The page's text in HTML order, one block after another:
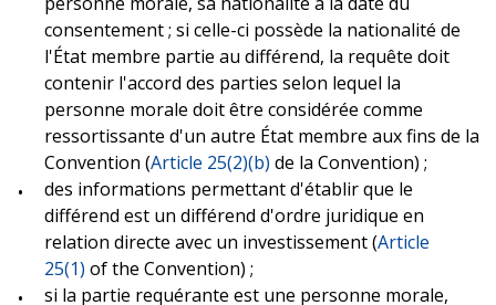
consentement ; si celle-ci possède la nationalité de
l'État membre partie au différend, la requête doit
contenir l'accord des parties selon lequel la
personne morale doit être considérée comme
ressortissante d'un autre État membre aux fins de la
Convention (Article 25(2)(b) de la Convention) ;
des informations permettant d'établir que le
différend est un différend d'ordre juridique en
relation directe avec un investissement (Article
25(1) of the Convention) ;
si la partie requérante est une personne morale,